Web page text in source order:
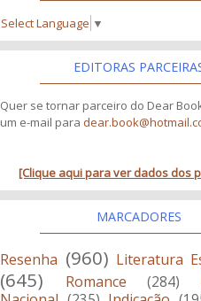
Select Language ▼
EDITORAS
Quer se tornar parceiro do Dear
um e-mail para
[Clique aqui para ver dados dos
MARCADORES
Resenha (960) Literatura
(645) Romance (284)